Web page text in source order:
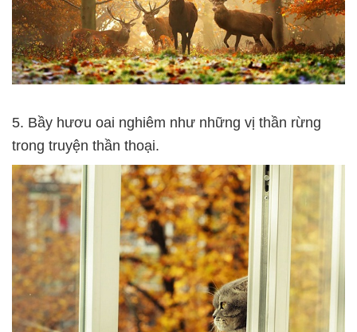
5. Bầy hươu oai nghiêm như những vị thần rừng
trong truyện thần thoại.